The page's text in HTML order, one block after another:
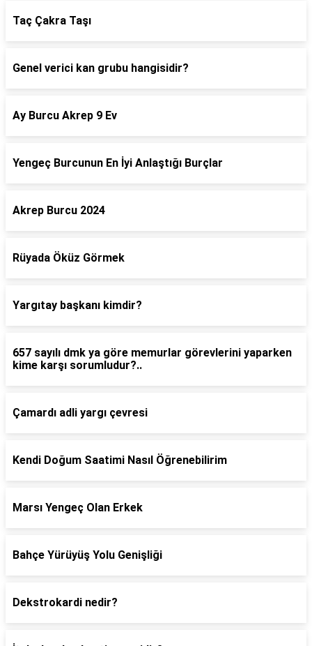
Taç Çakra Taşı
Genel verici kan grubu hangisidir?
Ay Burcu Akrep 9 Ev
Yengeç Burcunun En İyi Anlaştığı Burçlar
Akrep Burcu 2024
Rüyada Öküz Görmek
Yargıtay başkanı kimdir?
657 sayılı dmk ya göre memurlar görevlerini yaparken
kime karşı sorumludur?..
Çamardı adli yargı çevresi
Kendi Doğum Saatimi Nasıl Öğrenebilirim
Marsı Yengeç Olan Erkek
Bahçe Yürüyüş Yolu Genişliği
Dekstrokardi nedir?